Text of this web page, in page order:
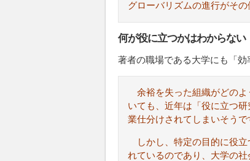
グローバリズムの進行がその
何が役に立つかはわからない
著者の職場である大学にも「効
余裕を失った組織がどのよ
いても、近年は「役に立つ
業仕分けされてしまいそうで
しかし、特定の目的に役立
れているのであり、大学の